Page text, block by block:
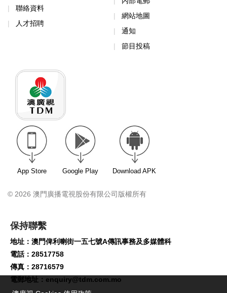
聯絡資料
人才招聘
網站地圖
通知
節目投稿
App Store Google Play Download APK
© 2026 澳門廣播電視股份有限公司版權所有
保持聯繫
地址：澳門俾利喇街一五七號A傳訊事務及多媒體科
電話：28517758
傳真：28716579
電郵地址： enquiry@tdm.com.mo